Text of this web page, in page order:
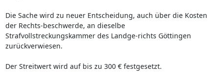
Die Sache wird zu neuer Entscheidung, auch über die Kosten
der Rechts-beschwerde, an dieselbe
Strafvollstreckungskammer des Landge-richts Göttingen
zurückverwiesen.
Der Streitwert wird auf bis zu 300 € festgesetzt.